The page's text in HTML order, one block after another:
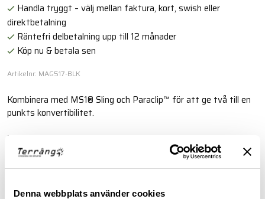
Denna webbplats använder cookies
Handla tryggt – välj mellan faktura, kort, swish eller
direktbetalning
Räntefri delbetalning upp till 12 månader
Köp nu & betala sen
Artikelnr: MAG517-BLK
Kombinera med MS1® Sling och Paraclip™ för att ge två till en
punkts konvertibilitet.
Läs mer